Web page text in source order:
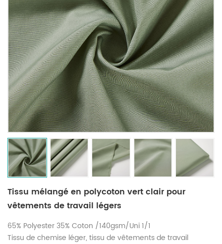
Tissu mélangé en polycoton vert clair pour
vêtements de travail légers
65% Polyester 35% Coton /140gsm/Uni 1/1
Tissu de chemise léger, tissu de vêtements de travail